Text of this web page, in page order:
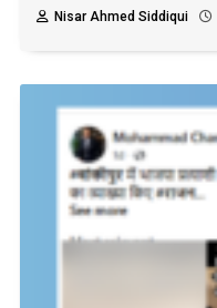
Nisar Ahmed Siddiqui